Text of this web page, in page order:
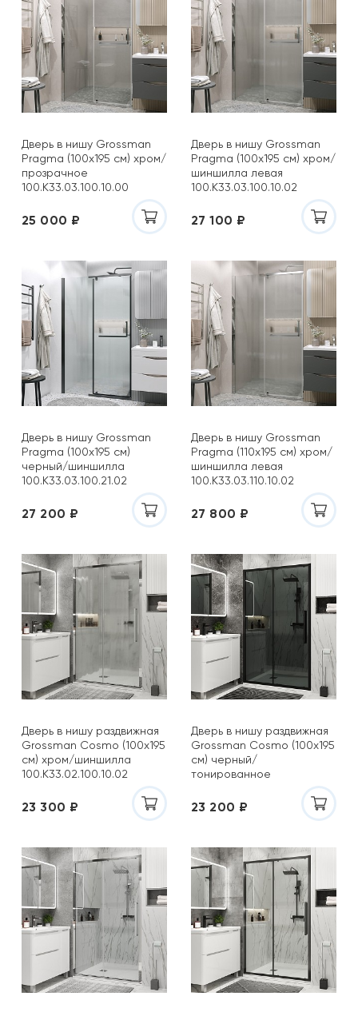
Дверь в нишу Grossman
Pragma (100х195 см) хром/
прозрачное
100.K33.03.100.10.00
25 000 ₽
Дверь в нишу Grossman
Pragma (100х195 см) хром/
шиншилла левая
100.K33.03.100.10.02
27 100 ₽
Дверь в нишу Grossman
Pragma (100х195 см)
черный/шиншилла
100.K33.03.100.21.02
27 200 ₽
Дверь в нишу Grossman
Pragma (110х195 см) хром/
шиншилла левая
100.K33.03.110.10.02
27 800 ₽
Дверь в нишу раздвижная
Grossman Cosmo (100х195
см) хром/шиншилла
100.K33.02.100.10.02
23 300 ₽
Дверь в нишу раздвижная
Grossman Cosmo (100х195
см) черный/
тонированное
23 200 ₽